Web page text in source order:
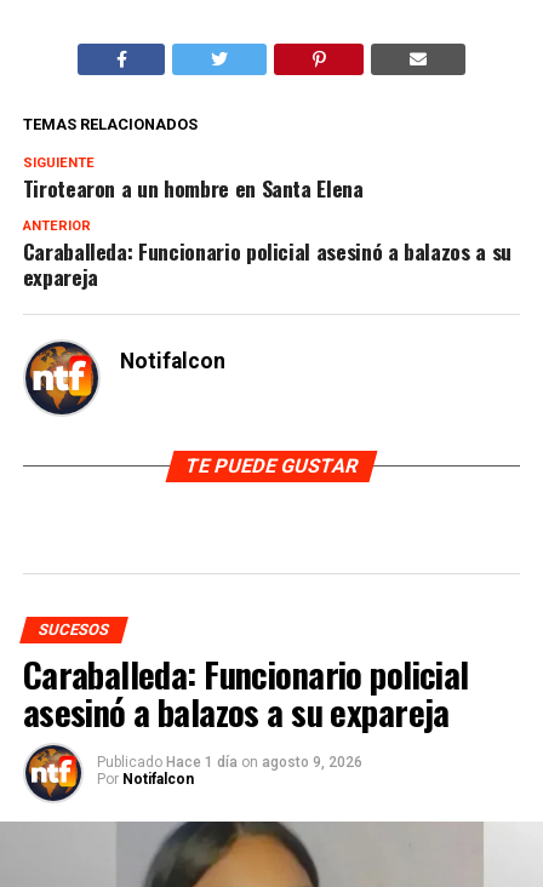
TEMAS RELACIONADOS
SIGUIENTE
Tirotearon a un hombre en Santa Elena
ANTERIOR
Caraballeda: Funcionario policial asesinó a balazos a su
expareja
Notifalcon
TE PUEDE GUSTAR
SUCESOS
Caraballeda: Funcionario policial
asesinó a balazos a su expareja
Publicado Hace 1 día on agosto 9, 2026
Por Notifalcon